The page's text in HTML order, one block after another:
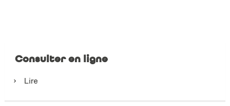
Consulter en ligne
Lire